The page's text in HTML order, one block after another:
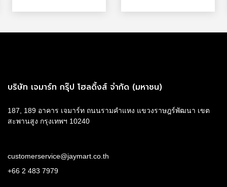
บริษัท เจมาร์ท กรุ๊ป โฮลดิ้งส์ จำกัด (มหาชน)
187, 189 อาคาร เจมาร์ท ถนนรามคำแหง แขวงราษฎร์พัฒนา เขต
สะพานสูง กรุงเทพฯ 10240
customerservice@jaymart.co.th
+66 2 483 7979